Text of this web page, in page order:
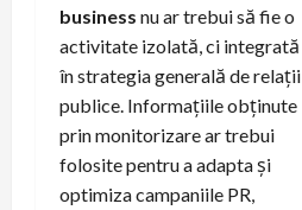
business nu ar trebui să fie o
activitate izolată, ci integrată
în strategia generală de relații
publice. Informațiile obținute
prin monitorizare ar trebui
folosite pentru a adapta și
optimiza campaniile PR,